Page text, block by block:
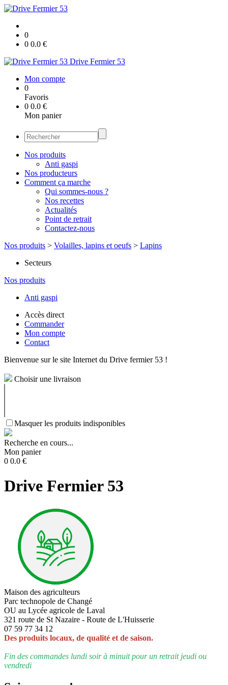
0
0 0.0 €
Drive Fermier 53
Mon compte
0
Favoris
0 0.0 €
Mon panier
Nos produits
Anti gaspi
Nos producteurs
Comment ça marche
Qui sommes-nous ?
Nos recettes
Actualités
Point de retrait
Contactez-nous
Nos produits > Volailles, lapins et oeufs > Lapins
Secteurs
Nos produits
Anti gaspi
Accès direct
Commander
Mon compte
Contact
Bienvenue sur le site Internet du Drive fermier 53 !
Choisir une livraison
Masquer les produits indisponibles
Recherche en cours...
Mon panier
0 0.0 €
Drive Fermier 53
Maison des agriculteurs
Parc technopole de Changé
OU au Lycée agricole de Laval
321 route de St Nazaire - Route de L'Huisserie
07 59 77 34 12
Des produits locaux, de qualité et de saison.
Fin des commandes lundi soir à minuit pour un retrait jeudi ou
vendredi